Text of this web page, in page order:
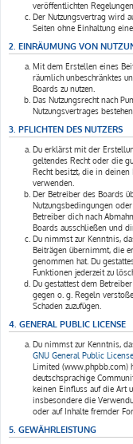
veröffentlichten Regelungen.
Der Nutzungsvertrag wird
Seiten ohne Einhaltung
2. EINRÄUMUNG VON
Mit dem Erstellen eines
räumlich unbeschränktes
Boards zu nutzen.
Das Nutzungsrecht nach
Nutzungsvertrages bestehen.
3. PFLICHTEN DES NUTZERS
Du erklärst mit der
geltendes Recht oder die
Recht besitzt, die in deinen
verwenden.
Der Betreiber des Boards
Nutzungsbedingungen
Betreiber dich nach
Boards ausschließen und
Du nimmst zur Kenntnis,
Beiträgen übernimmt, die
genommen hat. Du
Funktionen jederzeit zu
Du gestattest dem
gegen o. g. Regeln
Schaden zuzufügen.
4. GENERAL PUBLIC LICENSE
Du nimmst zur Kenntnis,
GNU General Public
Limited (www.phpbb.com)
deutschsprachige
keinen Einfluss auf die Art
insbesondere die
oder auf Inhalte fremder
5. GEWÄHRLEISTUNG